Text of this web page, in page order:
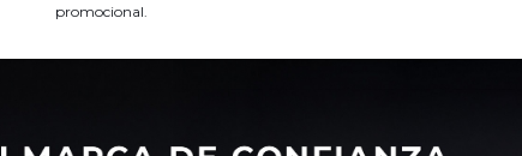
promocional.